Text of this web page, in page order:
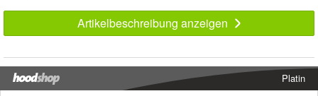
Artikelbeschreibung anzeigen
Platin